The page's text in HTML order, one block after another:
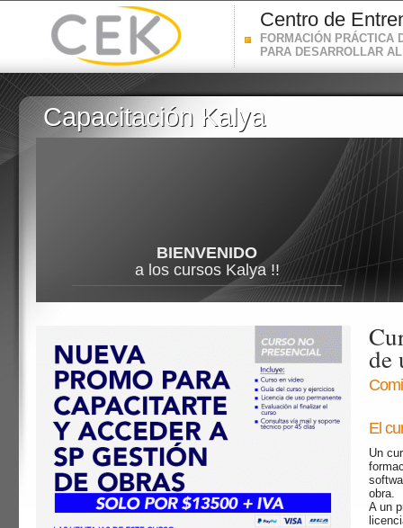
Centro de
FORMACIÓN PRÁCTICA
PARA DESARROLLAR
Capacitación Kalya
Capacitación Kalya
BIENVENIDO
a los cursos Kalya !!
de
El
Un
obra.
A un